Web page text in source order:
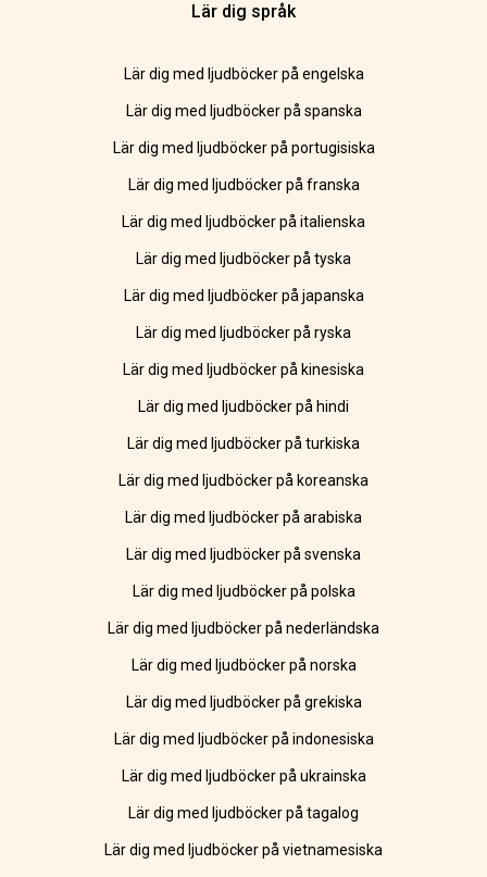
Lär dig språk
Lär dig med ljudböcker på engelska
Lär dig med ljudböcker på spanska
Lär dig med ljudböcker på portugisiska
Lär dig med ljudböcker på franska
Lär dig med ljudböcker på italienska
Lär dig med ljudböcker på tyska
Lär dig med ljudböcker på japanska
Lär dig med ljudböcker på ryska
Lär dig med ljudböcker på kinesiska
Lär dig med ljudböcker på hindi
Lär dig med ljudböcker på turkiska
Lär dig med ljudböcker på koreanska
Lär dig med ljudböcker på arabiska
Lär dig med ljudböcker på svenska
Lär dig med ljudböcker på polska
Lär dig med ljudböcker på nederländska
Lär dig med ljudböcker på norska
Lär dig med ljudböcker på grekiska
Lär dig med ljudböcker på indonesiska
Lär dig med ljudböcker på ukrainska
Lär dig med ljudböcker på tagalog
Lär dig med ljudböcker på vietnamesiska